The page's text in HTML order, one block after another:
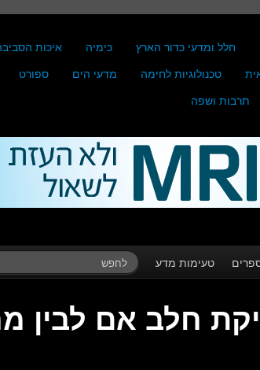
חלל ומדעי כדור הארץ כימיה איכות
טכנולוגיות לחימה מדעי הים ספורט
תרבות ושפה
טעימות מדע
חלב אם לבין